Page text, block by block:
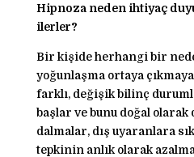
Hipnoza neden ihtiyaç
ilerler?
Bir kişide herhangi bir
yoğunlaşma ortaya
farklı, değişik bilinç
başlar ve bunu doğal
dalmalar, dış uyaranlara
tepkinin anlık olarak